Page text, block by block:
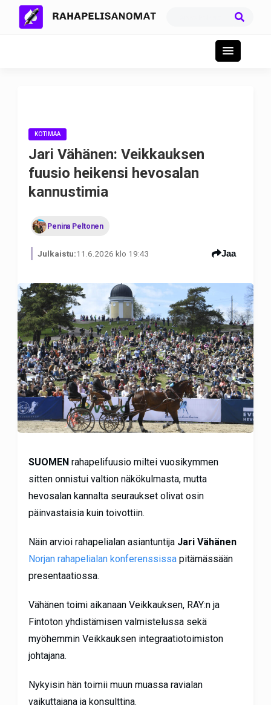
KOTIMAA
Jari Vähänen: Veikkauksen
fuusio heikensi hevosalan
kannustimia
Penina Peltonen
Julkaistu:11.6.2026 klo 19:43 Jaa
SUOMEN rahapelifuusio miltei vuosikymmen
sitten onnistui valtion näkökulmasta, mutta
hevosalan kannalta seuraukset olivat osin
päinvastaisia kuin toivottiin.
Näin arvioi rahapelialan asiantuntija Jari Vähänen
Norjan rahapelialan konferenssissapitämässään
presentaatiossa.
Vähänen toimi aikanaan Veikkauksen, RAY:n ja
Fintoton yhdistämisen valmistelussa sekä
myöhemmin Veikkauksen integraatiotoimiston
johtajana.
Nykyisin hän toimii muun muassa ravialan
vaikuttajana ja konsulttina.